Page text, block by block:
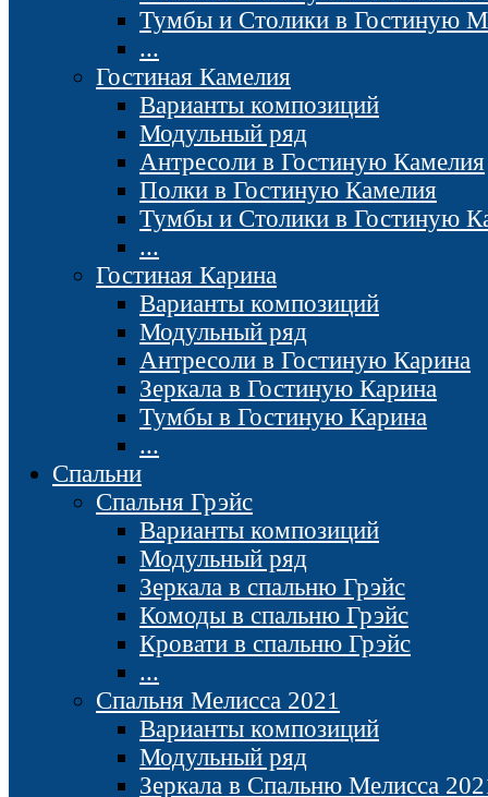
Тумбы и Столики в Гостиную
...
Гостиная Камелия
Варианты композиций
Модульный ряд
Антресоли в Гостиную Камелия
Полки в Гостиную Камелия
Тумбы и Столики в Гостиную
...
Гостиная Карина
Варианты композиций
Модульный ряд
Антресоли в Гостиную Карина
Зеркала в Гостиную Карина
Тумбы в Гостиную Карина
...
Спальни
Спальня Грэйс
Варианты композиций
Модульный ряд
Зеркала в спальню Грэйс
Комоды в спальню Грэйс
Кровати в спальню Грэйс
...
Спальня Мелисса 2021
Варианты композиций
Модульный ряд
Зеркала в Спальню Мелисса